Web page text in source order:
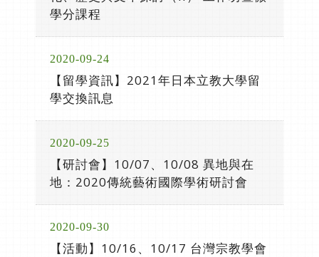
學分課程
2020-09-24
【留學資訊】2021年日本立教大學留
學交換訊息
2020-09-25
【研討會】10/07、10/08 異地與在
地：2020傳統藝術國際學術研討會
2020-09-30
【活動】10/16、10/17 台灣宗教學會